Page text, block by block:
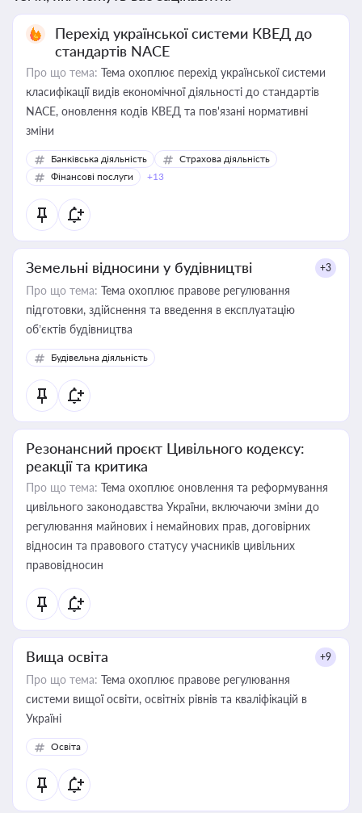
Перехід української системи КВЕД до
стандартів NACE
Про що тема: Тема охоплює перехід української системи
класифікації видів економічної діяльності до стандартів
NACE, оновлення кодів КВЕД та пов'язані нормативні
зміни
Банківська діяльність
Страхова діяльність
Фінансові послуги
+13
Земельні відносини у будівництві +3
Про що тема: Тема охоплює правове регулювання
підготовки, здійснення та введення в експлуатацію
об’єктів будівництва
Будівельна діяльність
Резонансний проєкт Цивільного кодексу:
реакції та критика
Про що тема: Тема охоплює оновлення та реформування
цивільного законодавства України, включаючи зміни до
регулювання майнових і немайнових прав, договірних
відносин та правового статусу учасників цивільних
правовідносин
Вища освіта +9
Про що тема: Тема охоплює правове регулювання
системи вищої освіти, освітніх рівнів та кваліфікацій в
Україні
Освіта